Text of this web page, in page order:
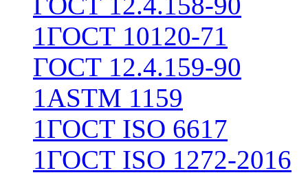
1ГОСТ 10120-71
ГОСТ 12.4.159-90
1ASTM 1159
1ГОСТ ISO 6617
1ГОСТ ISO 1272-2016